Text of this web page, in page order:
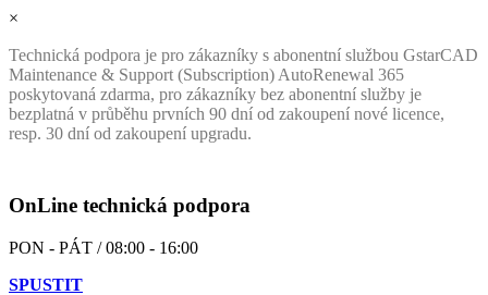
×
Technická podpora je pro zákazníky s abonentní službou GstarCAD
Maintenance & Support (Subscription) AutoRenewal 365
poskytovaná zdarma, pro zákazníky bez abonentní služby je
bezplatná v průběhu prvních 90 dní od zakoupení nové licence,
resp. 30 dní od zakoupení upgradu.
OnLine technická podpora
PON - PÁT / 08:00 - 16:00
SPUSTIT